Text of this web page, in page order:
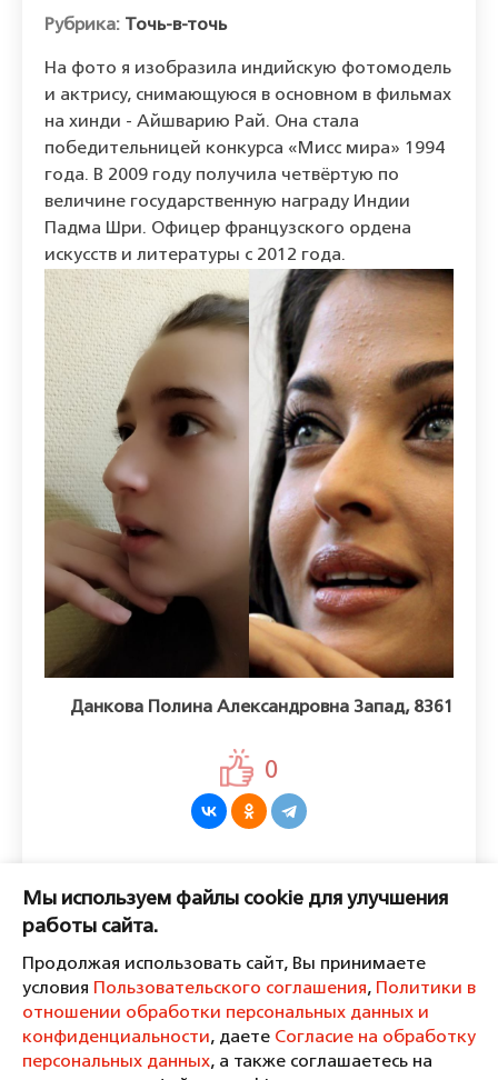
Точь-в-точь
На фото я изобразила индийскую фотомодель
и актрису, снимающуюся в основном в фильмах
на хинди - Айшварию Рай. Она стала
победительницей конкурса «Мисс мира» 1994
года. В 2009 году получила четвёртую по
величине государственную награду Индии
Падма Шри. Офицер французского ордена
искусств и литературы с 2012 года.
Данкова Полина Александровна Запад, 8361
0
Пожалуйста, войдите, чтобы
комментировать.
Пользовательское соглашение
Мы используем файлы cookie для улучшения
работы сайта.
Продолжая использовать сайт, Вы принимаете
условия Пользовательского соглашения, Политики в
отношении обработки персональных данных и
конфиденциальности, даете Согласие на обработку
персональных данных, а также соглашаетесь на